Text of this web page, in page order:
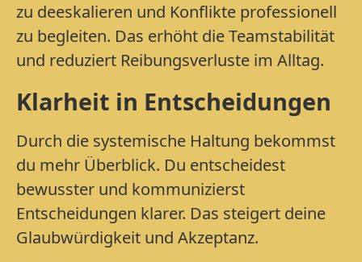
zu deeskalieren und Konflikte professionell
zu begleiten. Das erhöht die Teamstabilität
und reduziert Reibungsverluste im Alltag.
Klarheit in Entscheidungen
Durch die systemische Haltung bekommst
du mehr Überblick. Du entscheidest
bewusster und kommunizierst
Entscheidungen klarer. Das steigert deine
Glaubwürdigkeit und Akzeptanz.